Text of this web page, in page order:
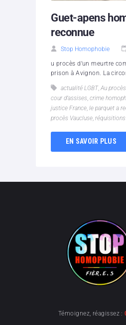
Guet-apens
reconnue
Stop Homophobie
u procès d’un meurtre
prison à Avignon. La
actualité LGBT, Au
cour d’assises, crime
justice France, le parquet a
procès Vaucluse,
EN SAVOIR PLUS
Témoignez, réagissez :